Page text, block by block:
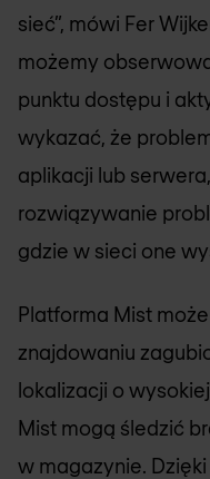
sieć”, mówi Fer
możemy
punktu dostępu i
wykazać, że
aplikacji lub
rozwiązywanie
gdzie w sieci one
Platforma Mist
znajdowaniu
lokalizacji o
Mist mogą śledzić
w magazynie.